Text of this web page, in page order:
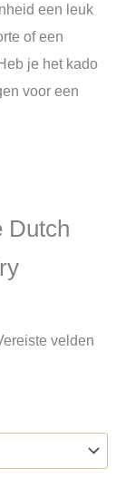
een leuk
of een
je het kado
voor een
Dutch
velden